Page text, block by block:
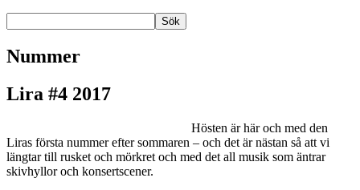
Nummer
Lira #4 2017
Hösten är här och med den
Liras första nummer efter sommaren – och det är nästan så att vi
längtar till rusket och mörkret och med det all musik som äntrar
skivhyllor och konsertscener.